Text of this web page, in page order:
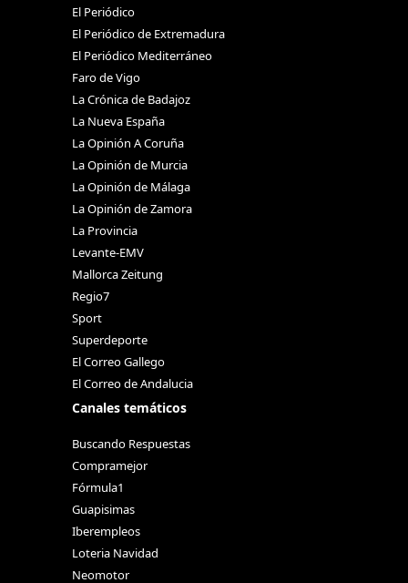
El Periódico
El Periódico de Extremadura
El Periódico Mediterráneo
Faro de Vigo
La Crónica de Badajoz
La Nueva España
La Opinión A Coruña
La Opinión de Murcia
La Opinión de Málaga
La Opinión de Zamora
La Provincia
Levante-EMV
Mallorca Zeitung
Regio7
Sport
Superdeporte
El Correo Gallego
El Correo de Andalucia
Canales temáticos
Buscando Respuestas
Compramejor
Fórmula1
Guapisimas
Iberempleos
Loteria Navidad
Neomotor